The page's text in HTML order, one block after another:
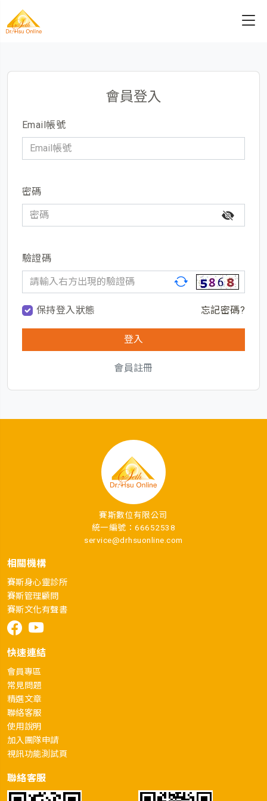
會員登入
Email帳號
密碼
驗證碼
保持登入狀態 忘記密碼?
會員註冊
賽斯數位有限公司
統一編號：66652538
service@drhsuonline.com
相關機構
賽斯身心靈診所
賽斯管理顧問
賽斯文化有聲書
快速連結
會員專區
常見問題
精選文章
聯絡客服
使用說明
加入團隊申請
視訊功能測試頁
聯絡客服